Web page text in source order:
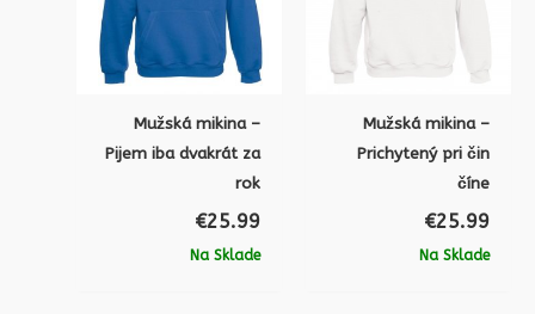
Mužská mikina –
Pijem iba dvakrát za
rok
€25.99
Na Sklade
Mužská mikina –
Prichytený pri čin
číne
€25.99
Na Sklade